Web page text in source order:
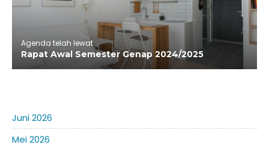
Agenda telah lewat
Rapat Awal Semester Genap 2024/2025
Juni 2026
Mei 2026